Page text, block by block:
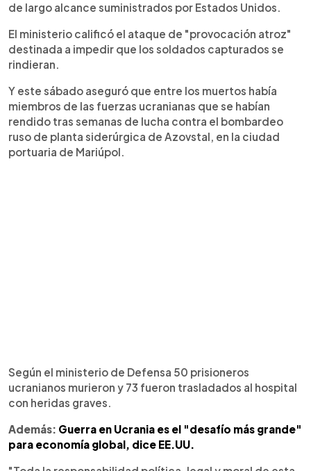
de largo alcance suministrados por Estados Unidos.
El ministerio calificó el ataque de "provocación atroz"
destinada a impedir que los soldados capturados se
rindieran.
Y este sábado aseguró que entre los muertos había
miembros de las fuerzas ucranianas que se habían
rendido tras semanas de lucha contra el bombardeo
ruso de planta siderúrgica de Azovstal, en la ciudad
portuaria de Mariúpol.
Según el ministerio de Defensa 50 prisioneros
ucranianos murieron y 73 fueron trasladados al hospital
con heridas graves.
Además: Guerra en Ucrania es el "desafío más grande"
para economía global, dice EE.UU.